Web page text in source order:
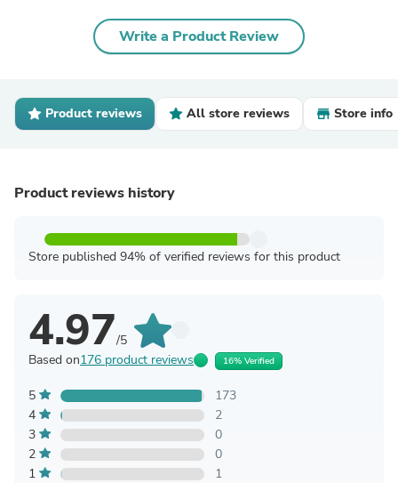
Write a Product Review
Product reviews All store reviews Store info
Product reviews history
Store published 94% of verified reviews for this product
4.97/5
Based on176 product reviews 16% Verified
5
173
4
2
3
0
2
0
1
1